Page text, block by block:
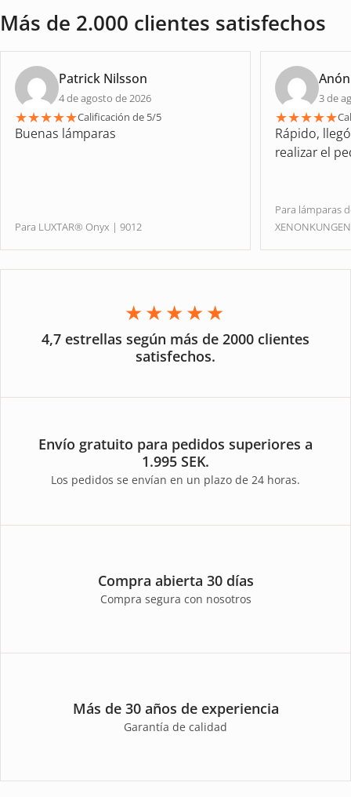
Más de 2.000 clientes satisfechos
Patrick Nilsson
4 de agosto de 2026
★★★★★Calificación de 5/5
Buenas lámparas
Para LUXTAR® Onyx | 9012
3 de
★★★★★
Rápido,
realizar el
Para lámparas
★★★★★
4,7 estrellas según más de 2000 clientes
satisfechos.
Envío gratuito para pedidos superiores a
1.995 SEK.
Los pedidos se envían en un plazo de 24 horas.
Compra abierta 30 días
Compra segura con nosotros
Más de 30 años de experiencia
Garantía de calidad